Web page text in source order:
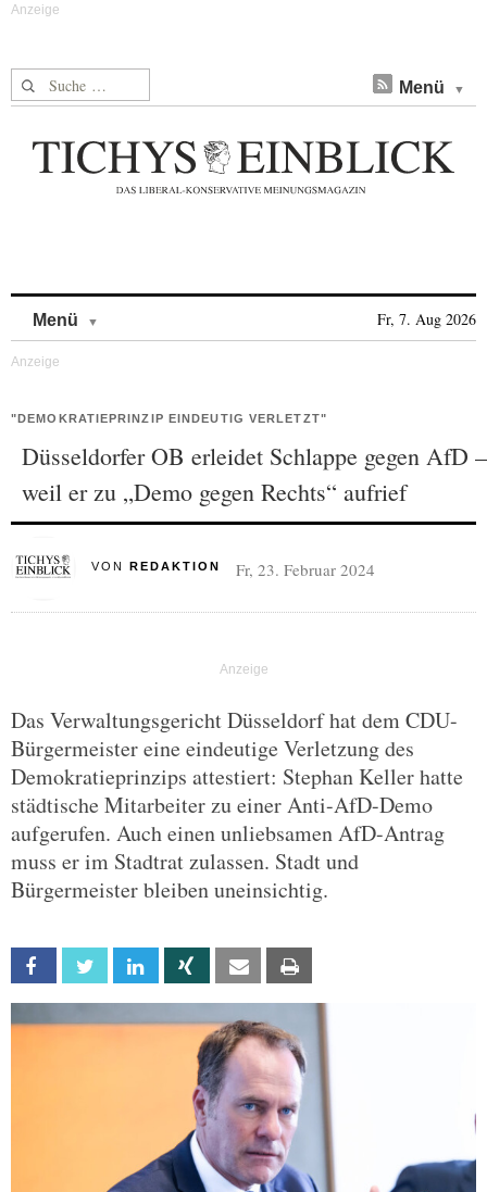
Suche nach: Menü
Menü Fr, 7. Aug 2026
"DEMOKRATIEPRINZIP EINDEUTIG VERLETZT"
Düsseldorfer OB erleidet Schlappe gegen AfD –
weil er zu „Demo gegen Rechts“ aufrief
VON REDAKTION Fr, 23. Februar 2024
Das Verwaltungsgericht Düsseldorf hat dem CDU-
Bürgermeister eine eindeutige Verletzung des
Demokratieprinzips attestiert: Stephan Keller hatte
städtische Mitarbeiter zu einer Anti-AfD-Demo
aufgerufen. Auch einen unliebsamen AfD-Antrag
muss er im Stadtrat zulassen. Stadt und
Bürgermeister bleiben uneinsichtig.
Facebook Twitter Linkedin Xing Email